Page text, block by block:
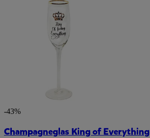
-43%
Champagneglas King of Everything